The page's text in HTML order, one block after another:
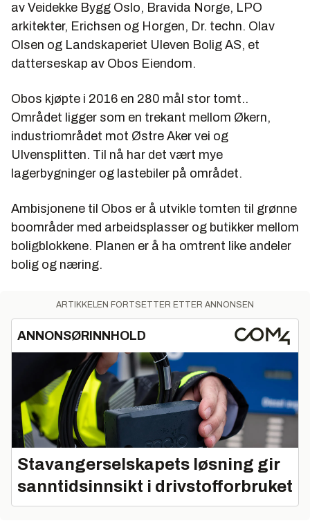
av Veidekke Bygg Oslo, Bravida Norge, LPO
arkitekter, Erichsen og Horgen, Dr. techn. Olav
Olsen og Landskaperiet Uleven Bolig AS, et
datterseskap av Obos Eiendom.
Obos kjøpte i 2016 en 280 mål stor tomt..
Området ligger som en trekant mellom Økern,
industriområdet mot Østre Aker vei og
Ulvensplitten. Til nå har det vært mye
lagerbygninger og lastebiler på området.
Ambisjonene til Obos er å utvikle tomten til grønne
boområder med arbeidsplasser og butikker mellom
boligblokkene. Planen er å ha omtrent like andeler
bolig og næring.
ARTIKKELEN FORTSETTER ETTER ANNONSEN
ANNONSØRINNHOLD
Stavangerselskapets løsning gir
sanntidsinnsikt i drivstofforbruket